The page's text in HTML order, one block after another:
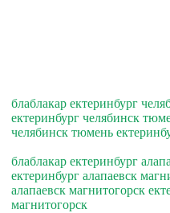
блаблакар ектеринбург
ектеринбург челябинск
челябинск тюмень
блаблакар ектеринбург
ектеринбург алапаевск
алапаевск магнитогорск
магнитогорск